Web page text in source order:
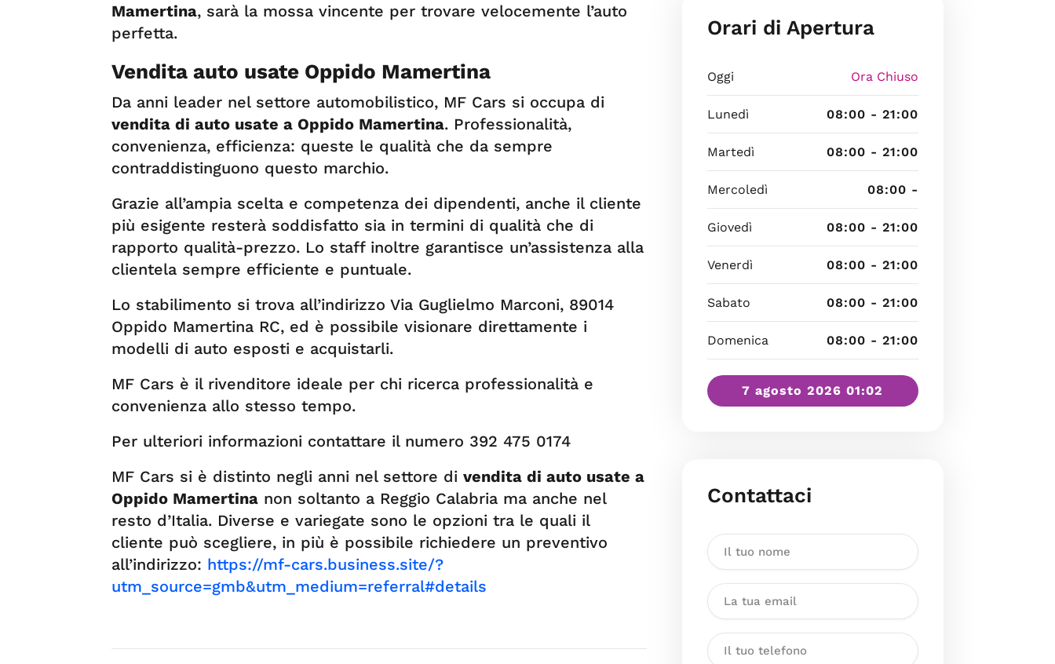
Mamertina, sarà la mossa vincente per trovare velocemente l’auto
perfetta.
Vendita auto usate Oppido Mamertina
Da anni leader nel settore automobilistico, MF Cars si occupa di
vendita di auto usate a Oppido Mamertina. Professionalità,
convenienza, efficienza: queste le qualità che da sempre
contraddistinguono questo marchio.
Grazie all’ampia scelta e competenza dei dipendenti, anche il cliente
più esigente resterà soddisfatto sia in termini di qualità che di
rapporto qualità-prezzo. Lo staff inoltre garantisce un’assistenza alla
clientela sempre efficiente e puntuale.
Lo stabilimento si trova all’indirizzo Via Guglielmo Marconi, 89014
Oppido Mamertina RC, ed è possibile visionare direttamente i
modelli di auto esposti e acquistarli.
MF Cars è il rivenditore ideale per chi ricerca professionalità e
convenienza allo stesso tempo.
Per ulteriori informazioni contattare il numero 392 475 0174
MF Cars si è distinto negli anni nel settore di vendita di auto usate a
Oppido Mamertina non soltanto a Reggio Calabria ma anche nel
resto d’Italia. Diverse e variegate sono le opzioni tra le quali il
cliente può scegliere, in più è possibile richiedere un preventivo
all’indirizzo: https://mf-cars.business.site/?
utm_source=gmb&utm_medium=referral#details
Orari di Apertura
Oggi Ora Chiuso
Lunedì 08:00 - 21:00
Martedì 08:00 - 21:00
Mercoledì 08:00 -
Giovedì 08:00 - 21:00
Venerdì 08:00 - 21:00
Sabato 08:00 - 21:00
Domenica 08:00 - 21:00
7 agosto 2026 01:02
Contattaci